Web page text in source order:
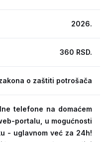
2026.
360 RSD.
o zaštiti potrošača
telefone na domaćem
portalu, u mogućnosti
- uglavnom već za 24h!